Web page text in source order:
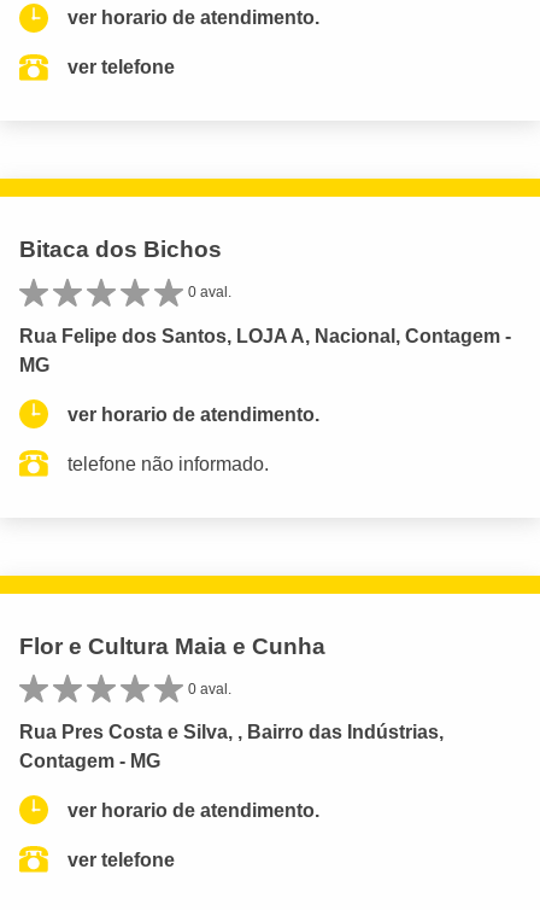
ver horario de atendimento.
ver telefone
Bitaca dos Bichos
0 aval.
Rua Felipe dos Santos, LOJA A, Nacional, Contagem -
MG
ver horario de atendimento.
telefone não informado.
Flor e Cultura Maia e Cunha
0 aval.
Rua Pres Costa e Silva, , Bairro das Indústrias,
Contagem - MG
ver horario de atendimento.
ver telefone